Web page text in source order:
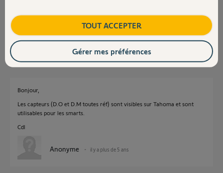
https://www.somfy.fr/a-propos-de-somfy/programme-so-open/...
Bonjour,
Les capteurs (D.O et D.M toutes réf) sont visibles sur Tahoma et sont
utilisables pour les smarts.
Cdl
Anonyme il y a plus de 5 ans
TOUT ACCEPTER
Gérer mes préférences